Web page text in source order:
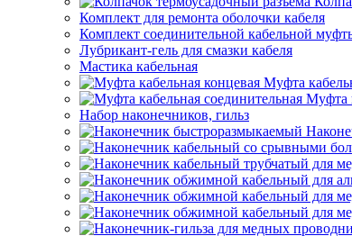
Комплект для ремонта оболочки кабеля
Комплект соединительной кабельной
Лубрикант-гель для смазки кабеля
Мастика кабельная
Муфта
Муфта
Набор наконечников, гильз